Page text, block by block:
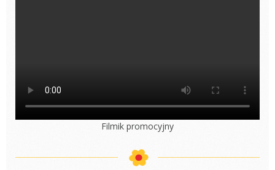
Filmik promocyjny